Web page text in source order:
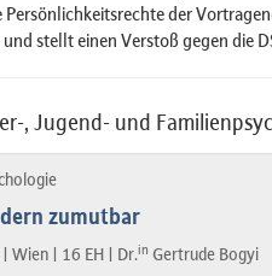
der
stellt einen Verstoß gegen die
, Jugend- und
zumutbar
Wien | 16 EH | Dr.in Gertrude Bogyi